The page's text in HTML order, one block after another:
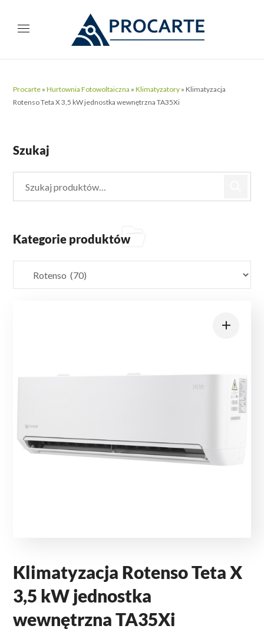
Procarte »Hurtownia Fotowoltaiczna »Klimatyzatory » Klimatyzacja
Rotenso Teta X 3,5 kW jednostka wewnętrzna TA35Xi
Klimatyzacja Rotenso Teta X
3,5 kW jednostka
wewnętrzna TA35Xi
Szukaj
Kategorie produktów